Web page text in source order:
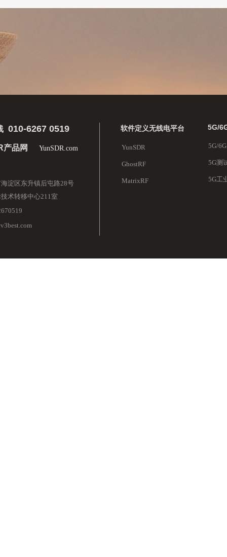
YunSDR
GhostRF
MatrixRF
软件定义无线电平台
淀区东升镇后屯路28号
术转移中心211室
010-6267 0519 5G/
5G/
5G测
5G工
产品网 YunSDR.com